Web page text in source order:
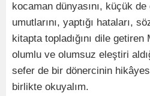
kocaman dünyasını, küçük
umutlarını, yaptığı hataları,
kitapta topladığını dile
olumlu ve olumsuz eleştiri
sefer de bir dönercinin
birlikte okuyalım.